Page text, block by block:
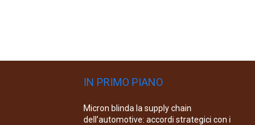
IN PRIMO PIANO
Micron blinda la supply chain
dell’automotive: accordi strategici con i